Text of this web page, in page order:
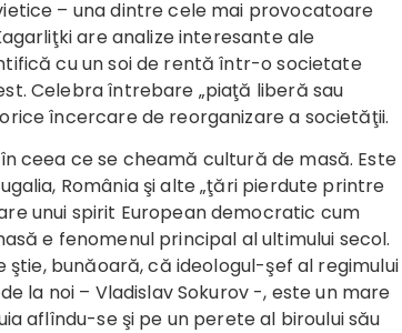
– una dintre cele mai provocatoare
are analize interesante ale
cu un soi de rentă într-o societate
Celebra întrebare „piaţă liberă sau
încercare de reorganizare a societăţii.
ceea ce se cheamă cultură de masă. Este
România şi alte „ţări pierdute printre
unui spirit European democratic cum
e fenomenul principal al ultimului secol.
ştie, bunăoară, că ideologul-şef al regimului
la noi – Vladislav Sokurov -, este un mare
aflîndu-se şi pe un perete al biroului său